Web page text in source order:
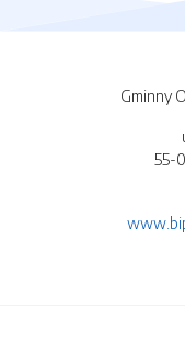
Gminny
55-